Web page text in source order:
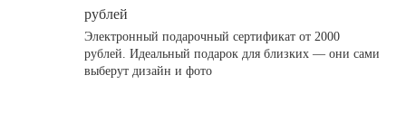
рублей
Электронный подарочный сертификат от 2000
рублей. Идеальный подарок для близких — они сами
выберут дизайн и фото